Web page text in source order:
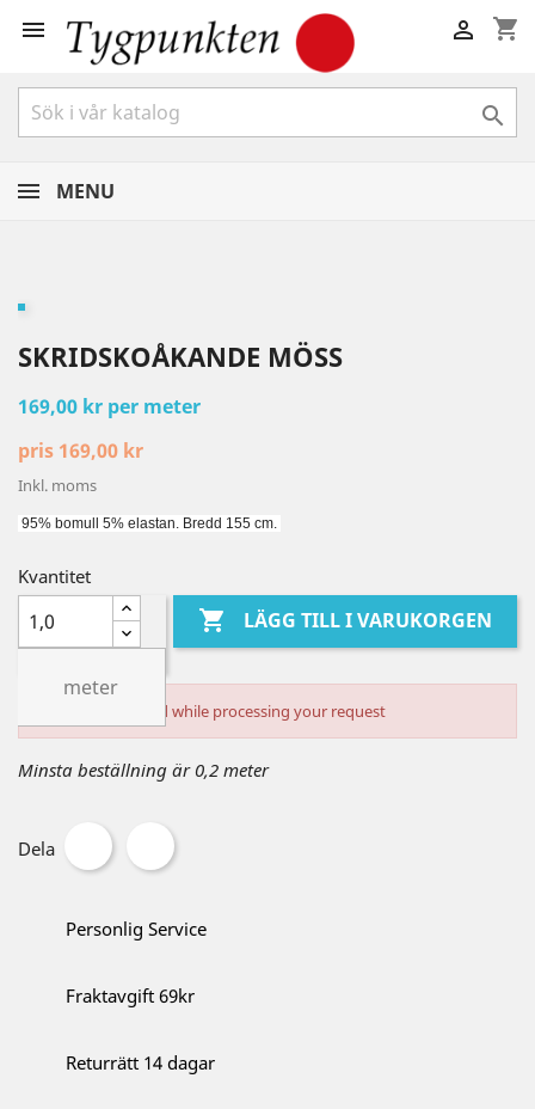
 shopping_cart


MENU
SKRIDSKOÅKANDE MÖSS
169,00 kr per meter
pris 169,00 kr
Inkl. moms
95% bomull 5% elastan. Bredd 155 cm.
Kvantitet
meter
 LÄGG TILL I VARUKORGEN
An error occurred while processing your request
Minsta beställning är 0,2 meter
Dela
Personlig Service
Fraktavgift 69kr
Returrätt 14 dagar